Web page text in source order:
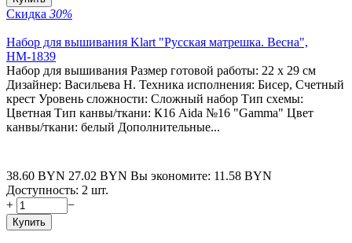
Скидка 30%
Набор для вышивания Klart "Русская матрешка. Весна",
НМ-1839
Набор для вышивания Размер готовой работы: 22 x 29 см
Дизайнер: Васильева Н. Техника исполнения: Бисер, Счетный
крест Уровень сложности: Сложный набор Тип схемы:
Цветная Тип канвы/ткани: К16 Aida №16 "Gamma" Цвет
канвы/ткани: белый Дополнительные...
38.60 BYN 27.02 BYN Вы экономите: 11.58 BYN
Доступность: 2 шт.
+
−
Купить